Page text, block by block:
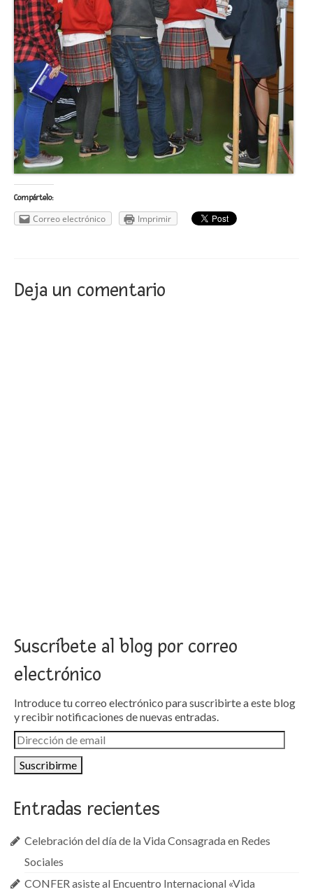
Compártelo:
Correo electrónico Imprimir
Deja un comentario
Suscríbete al blog por correo
electrónico
Introduce tu correo electrónico para suscribirte a este blog
y recibir notificaciones de nuevas entradas.
Dirección
de
email
Entradas recientes
Celebración del día de la Vida Consagrada en Redes
Sociales
CONFER asiste al Encuentro Internacional «Vida